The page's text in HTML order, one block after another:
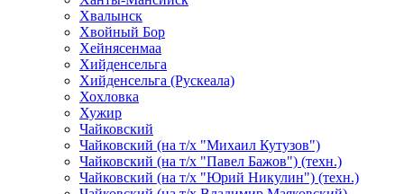
Хвалынск
Хвойный Бор
Хейнясенмаа
Хийденсельга
Хийденсельга (Рускеала)
Хохловка
Хужир
Чайковский
Чайковский (на т/х "Михаил Кутузов")
Чайковский (на т/х "Павел Бажов") (техн.)
Чайковский (на т/х "Юрий Никулин") (техн.)